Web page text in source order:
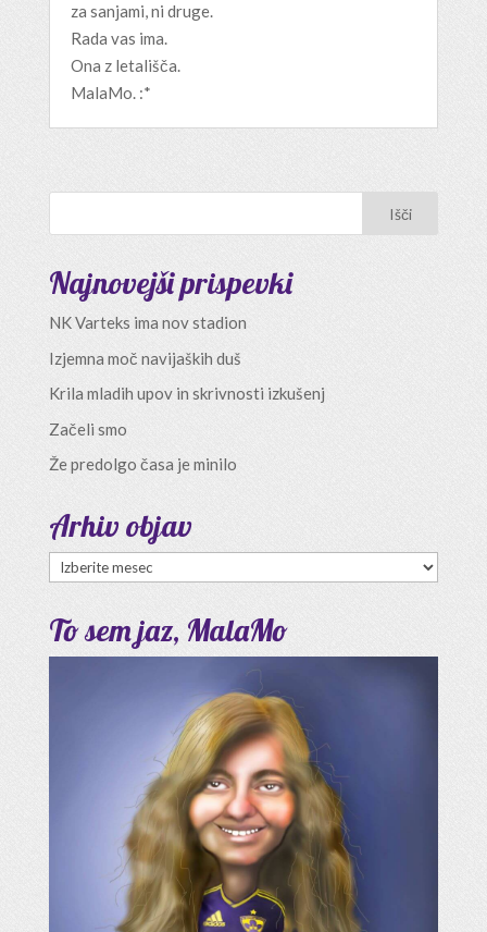
za sanjami, ni druge.
Rada vas ima.
Ona z letališča.
MalaMo. :*
Najnovejši prispevki
NK Varteks ima nov stadion
Izjemna moč navijaških duš
Krila mladih upov in skrivnosti izkušenj
Začeli smo
Že predolgo časa je minilo
Arhiv objav
Arhiv
To sem jaz, MalaMo